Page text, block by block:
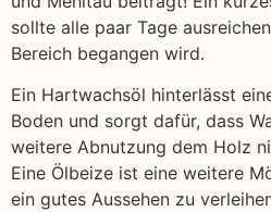
sollte alle paar Tage
Bereich begangen wird.
Ein Hartwachsöl hinterlässt
Boden und sorgt dafür, dass
weitere Abnutzung dem Holz
Eine Ölbeize ist eine weitere
ein gutes Aussehen zu